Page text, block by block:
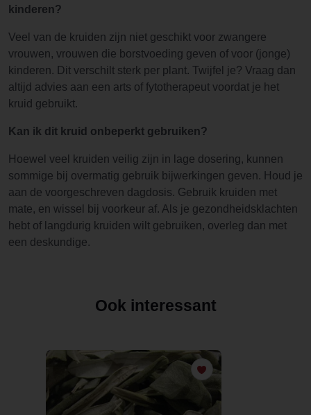
kinderen?
Veel van de kruiden zijn niet geschikt voor zwangere
vrouwen, vrouwen die borstvoeding geven of voor (jonge)
kinderen. Dit verschilt sterk per plant. Twijfel je? Vraag dan
altijd advies aan een arts of fytotherapeut voordat je het
kruid gebruikt.
Kan ik dit kruid onbeperkt gebruiken?
Hoewel veel kruiden veilig zijn in lage dosering, kunnen
sommige bij overmatig gebruik bijwerkingen geven. Houd je
aan de voorgeschreven dagdosis. Gebruik kruiden met
mate, en wissel bij voorkeur af. Als je gezondheidsklachten
hebt of langdurig kruiden wilt gebruiken, overleg dan met
een deskundige.
Ook interessant